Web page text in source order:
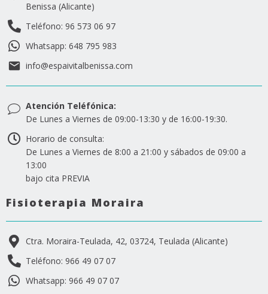
Benissa (Alicante)
Teléfono: 96 573 06 97
Whatsapp: 648 795 983
info@espaivitalbenissa.com
Atención Teléfónica:
De Lunes a Viernes de 09:00-13:30 y de 16:00-19:30.
Horario de consulta:
De Lunes a Viernes de 8:00 a 21:00 y sábados de 09:00 a
13:00
bajo cita PREVIA
Fisioterapia Moraira
Ctra. Moraira-Teulada, 42, 03724, Teulada (Alicante)
Teléfono: 966 49 07 07
Whatsapp: 966 49 07 07